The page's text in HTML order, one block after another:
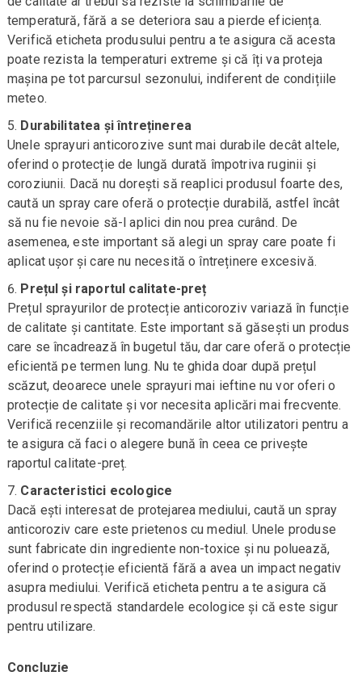
temperatură, fără a se deteriora sau a pierde eficiența.
Verifică eticheta produsului pentru a te asigura că acesta
poate rezista la temperaturi extreme și că îți va proteja
mașina pe tot parcursul sezonului, indiferent de condițiile
meteo.
Durabilitatea și întreținerea
Unele sprayuri anticorozive sunt mai durabile decât altele,
oferind o protecție de lungă durată împotriva ruginii și
coroziunii. Dacă nu dorești să reaplici produsul foarte des,
caută un spray care oferă o protecție durabilă, astfel încât
să nu fie nevoie să-l aplici din nou prea curând. De
asemenea, este important să alegi un spray care poate fi
aplicat ușor și care nu necesită o întreținere excesivă.
Prețul și raportul calitate-preț
Prețul sprayurilor de protecție anticoroziv variază în funcție
de calitate și cantitate. Este important să găsești un produs
care se încadrează în bugetul tău, dar care oferă o protecție
eficientă pe termen lung. Nu te ghida doar după prețul
scăzut, deoarece unele sprayuri mai ieftine nu vor oferi o
protecție de calitate și vor necesita aplicări mai frecvente.
Verifică recenziile și recomandările altor utilizatori pentru a
te asigura că faci o alegere bună în ceea ce privește
raportul calitate-preț.
Caracteristici ecologice
Dacă ești interesat de protejarea mediului, caută un spray
anticoroziv care este prietenos cu mediul. Unele produse
sunt fabricate din ingrediente non-toxice și nu poluează,
oferind o protecție eficientă fără a avea un impact negativ
asupra mediului. Verifică eticheta pentru a te asigura că
produsul respectă standardele ecologice și că este sigur
pentru utilizare.
Concluzie